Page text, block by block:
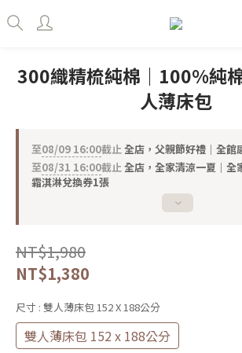
300織精梳純棉｜100%純
人薄床包
至08/09 16:00截止全店，父親節好禮｜全館
至08/31 16:00截止全店，全家清涼一夏｜全
霜淇淋兌換券1張
NT$1,980
NT$1,380
尺寸 : 雙人薄床包 152 X 188公分
雙人薄床包 152 x 188公分